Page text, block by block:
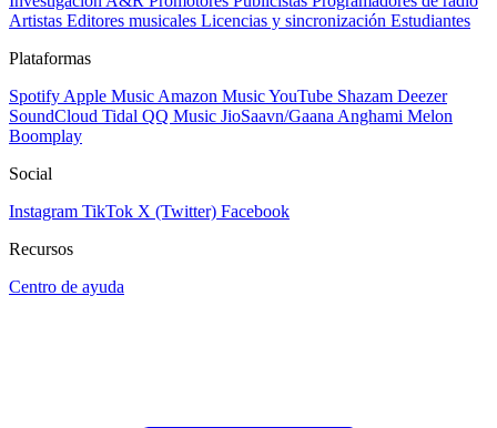
Artistas Editores musicales Licencias y sincronización Estudiantes
Plataformas
Spotify Apple Music Amazon MusicYouTube Shazam Deezer
SoundCloud Tidal QQ Music JioSaavn/Gaana Anghami Melon
Boomplay
Social
Instagram TikTok X (Twitter) Facebook
Recursos
Centro de ayuda